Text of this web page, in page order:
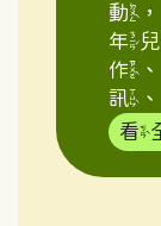
動
年
作
訊
看